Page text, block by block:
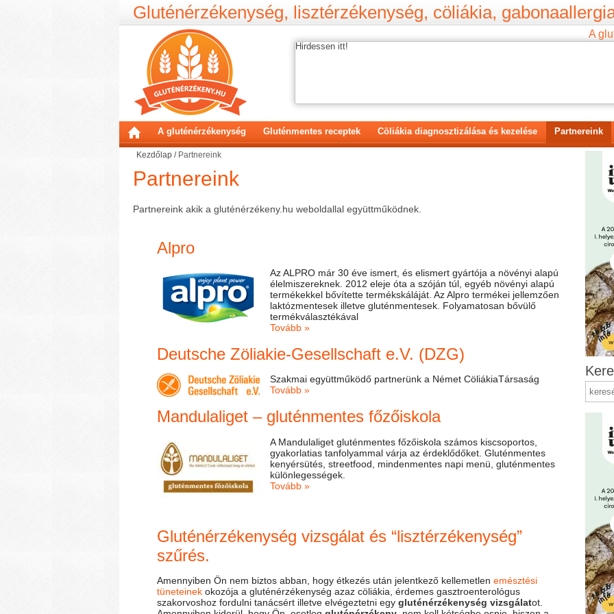
Gluténérzékenység, lisztérzékenység, cöliákia,
A
Hirdessen itt!
A gluténérzékenység Gluténmentes receptek Cöliákia diagnosztizálása és kezelése Partnereink
Kezdőlap / Partnereink
Partnereink
Partnereink akik a gluténérzékeny.hu weboldallal együttműködnek.
Alpro
Az ALPRO már 30 éve ismert, és elismert gyártója a növényi alapú
élelmiszereknek. 2012 eleje óta a szóján túl, egyéb növényi alapú
termékekkel bővítette termékskáláját. Az Alpro termékei jellemzően
laktózmentesek illetve gluténmentesek. Folyamatosan bővülő
termékválasztékával
Tovább »
Deutsche Zöliakie-Gesellschaft e.V. (DZG)
Szakmai együttműködő partnerünk a Német CöliákiaTársaság
Tovább »
Mandulaliget – gluténmentes főzőiskola
A Mandulaliget gluténmentes főzőiskola számos kiscsoportos,
gyakorlatias tanfolyammal várja az érdeklődőket. Gluténmentes
kenyérsütés, streetfood, mindenmentes napi menü, gluténmentes
különlegességek.
Tovább »
Gluténérzékenység vizsgálat és “lisztérzékenység”
szűrés.
Amennyiben Ön nem biztos abban, hogy étkezés után jelentkező kellemetlen emésztési
tüneteinek okozója a gluténérzékenység azaz cöliákia, érdemes gasztroenterológus
szakorvoshoz fordulni tanácsért illetve elvégeztetni egy gluténérzékenység vizsgálatot.